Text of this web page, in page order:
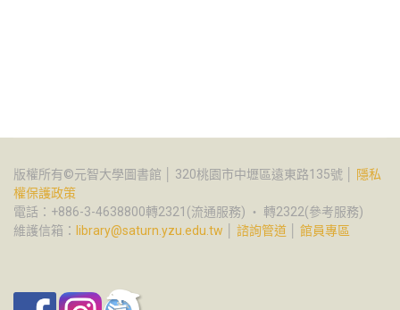
版權所有©元智大學圖書館 │ 320桃園市中壢區遠東路135號 │
隱私
權保護政策
電話：+886-3-4638800轉2321(流通服務) ‧ 轉2322(參考服務)
維護信箱： library@saturn.yzu.edu.tw 諮詢管道 館員專區